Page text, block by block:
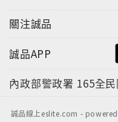
關注誠品
誠品APP
內政部警政署 165全
誠品線上eslite.com -